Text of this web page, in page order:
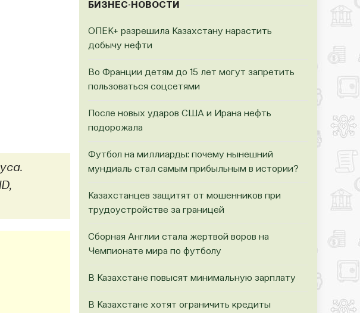
БИЗНЕС-НОВОСТИ
ОПЕК+ разрешила Казахстану нарастить
добычу нефти
Во Франции детям до 15 лет могут запретить
пользоваться соцсетями
После новых ударов США и Ирана нефть
подорожала
Футбол на миллиарды: почему нынешний
мундиаль стал самым прибыльным в истории?
Казахстанцев защитят от мошенников при
трудоустройстве за границей
Сборная Англии стала жертвой воров на
Чемпионате мира по футболу
В Казахстане повысят минимальную зарплату
В Казахстане хотят ограничить кредиты